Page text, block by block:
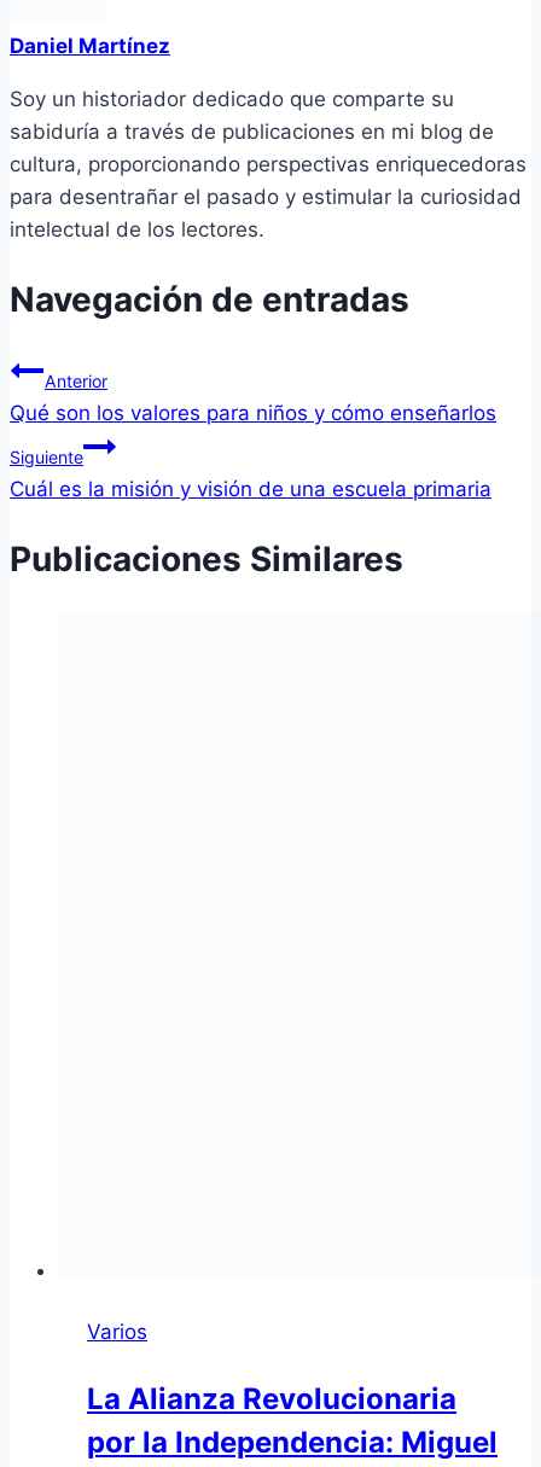
Daniel Martínez
Soy un historiador dedicado que comparte su
sabiduría a través de publicaciones en mi blog de
cultura, proporcionando perspectivas enriquecedoras
para desentrañar el pasado y estimular la curiosidad
intelectual de los lectores.
Navegación de entradas
Anterior
Qué son los valores para niños y cómo enseñarlos
Siguiente
Cuál es la misión y visión de una escuela primaria
Publicaciones Similares
Varios
La Alianza Revolucionaria
por la Independencia: Miguel